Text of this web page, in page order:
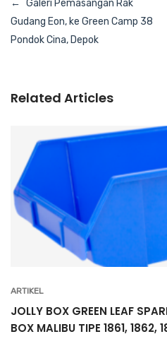
pos
Galeri Pemasangan Rak
Gudang Eon, ke Green Camp 38
Pondok Cina, Depok
Related Articles
ARTIKEL
JOLLY BOX GREEN LEAF
BOX MALIBU TIPE 1861, 1862,